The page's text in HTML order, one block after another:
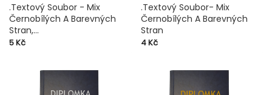
.Textový Soubor - Mix
Černobílých A Barevných
Stran,...
Cena
5 Kč
.Textový Soubor- Mix
Černobílých A Barevných
Stran
Cena
4 Kč